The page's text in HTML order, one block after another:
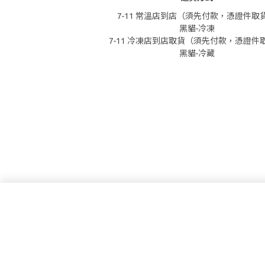
7-11 常溫店到店（須先付款，憑證件取
黑貓-冷凍
7-11 冷凍店到店取貨（須先付款，憑證件
黑貓-冷藏